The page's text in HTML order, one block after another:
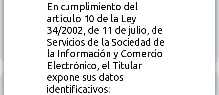
En cumplimiento del
artículo 10 de la Ley
34/2002, de 11 de julio, de
Servicios de la Sociedad de
la Información y Comercio
Electrónico, el Titular
expone sus datos
identificativos: